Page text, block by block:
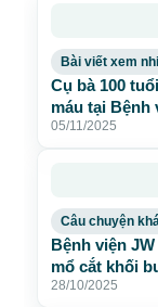
Bài viết xem
Cụ bà 100
máu tại Bệnh
05/11/2025
Câu chuyện
Bệnh viện
mổ cắt khối
28/10/2025